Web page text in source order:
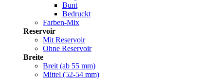
Bunt
Bedruckt
Farben-Mix
Reservoir
Mit Reservoir
Ohne Reservoir
Breite
Breit (ab 55 mm)
Mittel (52-54 mm)